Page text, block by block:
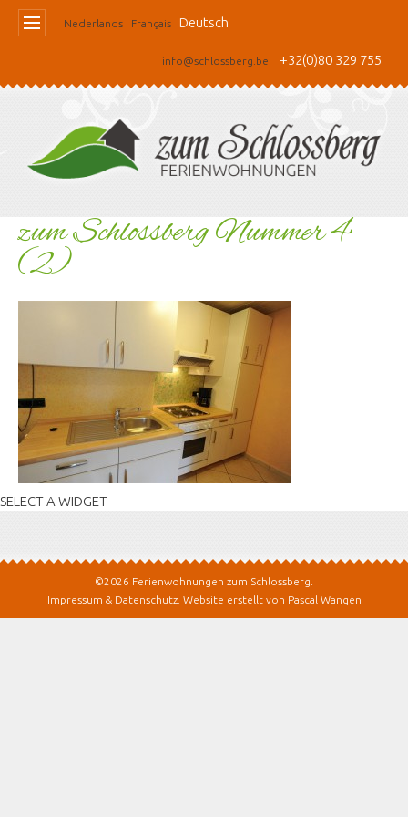
Nederlands Français Deutsch
info@schlossberg.be +32(0)80 329 755
zum Schlossberg Nummer 4
(2)
SELECT A WIDGET
©2026 Ferienwohnungen zum Schlossberg.
Impressum & Datenschutz. Website erstellt von Pascal Wangen